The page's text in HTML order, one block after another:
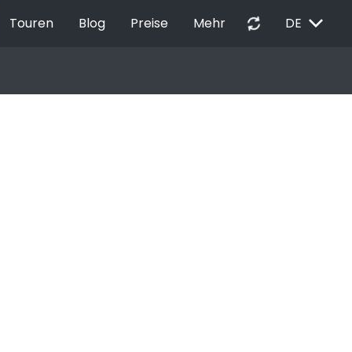
Touren Blog Preise Mehr autorenew DE EXPAND_MORE